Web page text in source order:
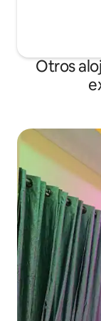
Otros